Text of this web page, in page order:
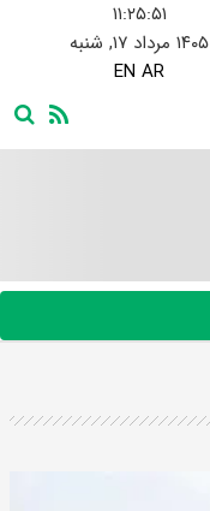
۱۱:۲۵:۵۲
۱۴۰۵ مرداد ۱۷, شنبه
EN AR